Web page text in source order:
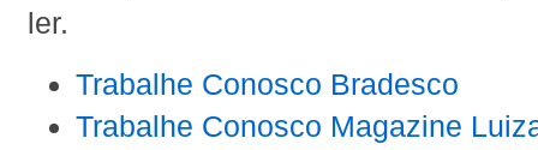
ler.
Trabalhe Conosco Bradesco
Trabalhe Conosco Magazine